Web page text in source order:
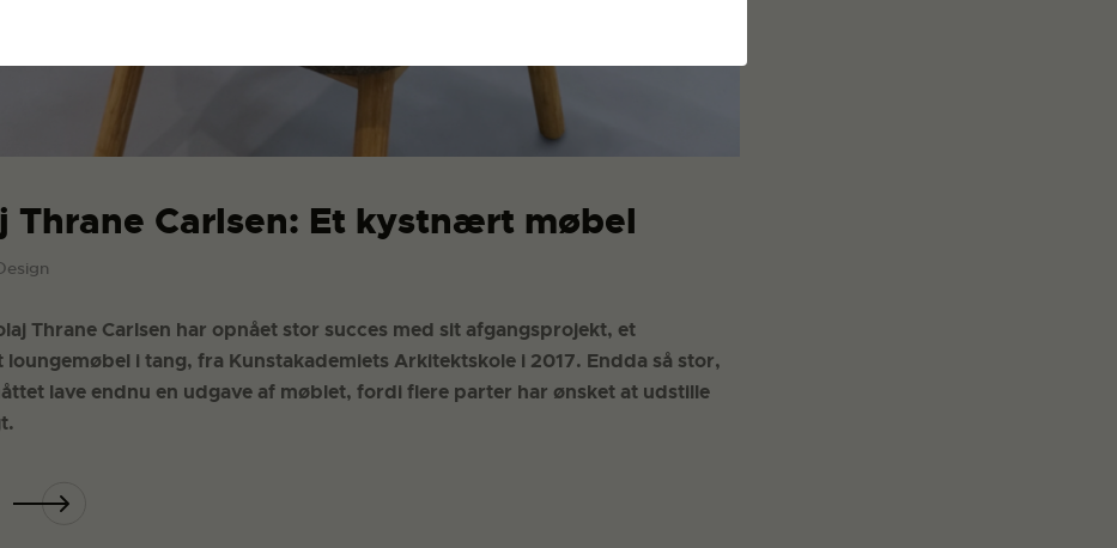
Thrane Carlsen: Et kystnært møbel
Thrane Carlsen har opnået stor succes med sit afgangsprojekt, et
i tang, fra Kunstakademiets Arkitektskole i 2017. Endda så stor,
lave endnu en udgave af møblet, fordi flere parter har ønsket at udstille